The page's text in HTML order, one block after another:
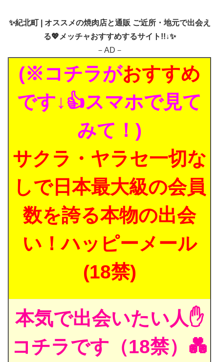
✨紀北町 | オススメの焼肉店と通販 ご近所・地元で出会え
る💖メッチャおすすめするサイト!!↓✨
－AD－
(※コチラがおすすめ
です↓👍スマホで見て
みて！)
サクラ・ヤラセ一切な
しで日本最大級の会員
数を誇る本物の出会
い！ハッピーメール
(18禁)
本気で出会いたい人✋
コチラです（18禁）💑